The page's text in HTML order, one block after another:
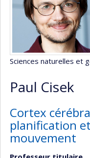
Sciences naturelles et
Paul Cisek
Cortex
planification
mouvement